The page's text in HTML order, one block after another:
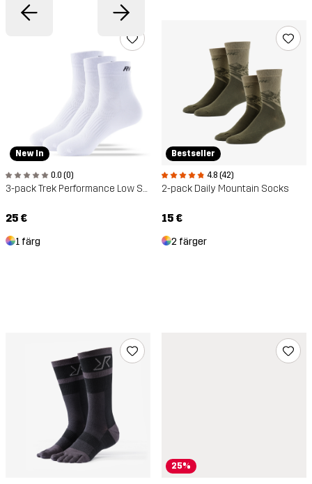
New In
0.0 (0)
3-pack Trek Performance Low Socks
25 €
1 färg
Bestseller
4.8 (42)
2-pack Daily Mountain Socks
15 €
2 färger
25%